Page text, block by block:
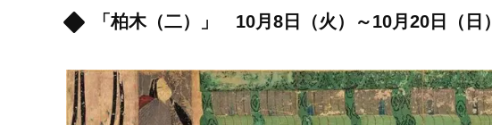
「柏木（二）」 10月8日（火）～10月20日（日）